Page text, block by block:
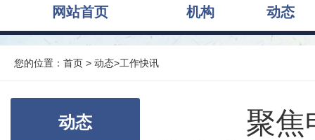
网站首页 机构 动态
您的位置： 首页 > 动态>工作快讯
动态 聚焦